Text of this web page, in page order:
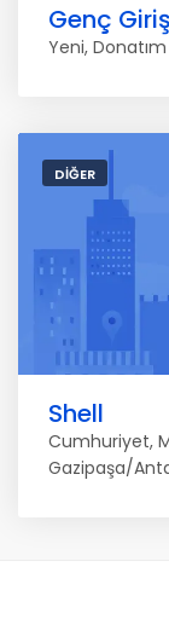
Genç
Yeni,
DIĞER
Shell
Cumhuriyet,
Gazipaşa/